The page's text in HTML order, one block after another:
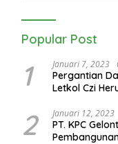
Popular Post
1 Januari 7, 2023
Pergantian
Letkol Czi
2 Januari 12, 2023
PT. KPC